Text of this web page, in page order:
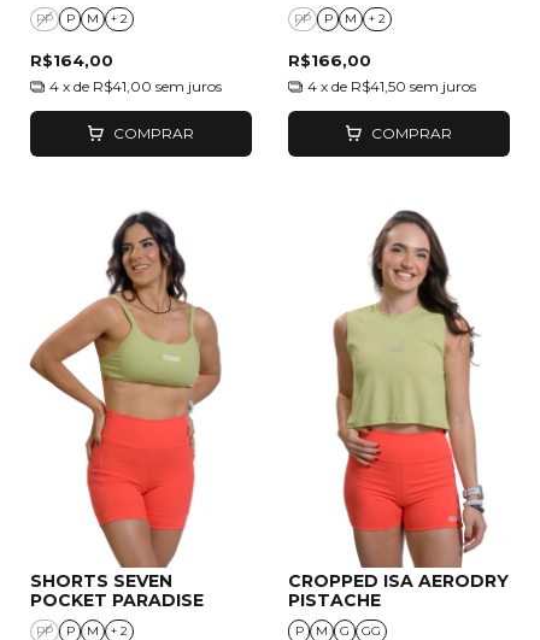
PP P M + 2
R$164,00
4 x de R$41,00 sem juros
COMPRAR
PP P M + 2
R$166,00
4 x de R$41,50 sem juros
COMPRAR
SHORTS SEVEN
POCKET PARADISE
PP P M + 2
CROPPED ISA AERODRY
PISTACHE
P M G GG